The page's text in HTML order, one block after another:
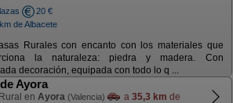
20 €
de Albacete
Rurales con encanto con los materiales que
la naturaleza: piedra y madera. Con
decoración, equipada con todo lo q ...
Ayora
en Ayora (Valencia) a 35,3 km de